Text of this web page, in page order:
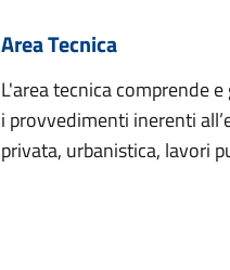
Area Tecnica
L'area tecnica comprende
i provvedimenti inerenti
privata, urbanistica, lavori